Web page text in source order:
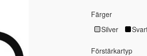
Färger
Silver
Förstärkartyp